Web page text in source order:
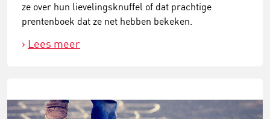
ze over hun lievelingsknuffel of dat prachtige
prentenboek dat ze net hebben bekeken.
Lees meer